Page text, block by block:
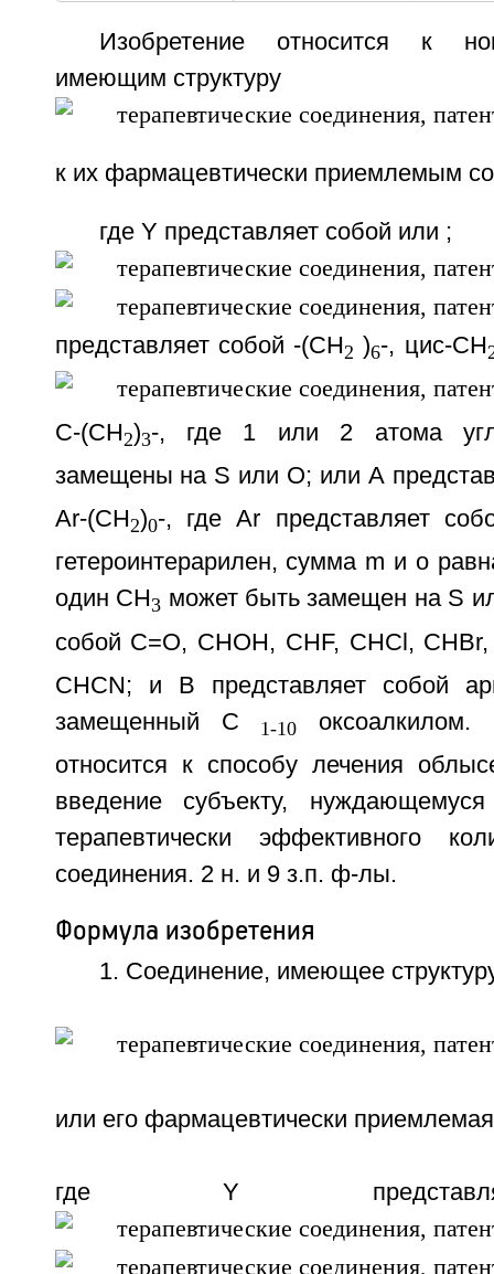
Изобретение относится к
имеющим структуру
к их фармацевтически приемлемым
где Y представляет собой или ;
представляет собой -(CH2 )6-, цис-СН
С-(СН2)3-, где 1 или 2 атома
замещены на S или О; или А
Ar-(CH2)0-, где Ar представляет
гетероинтерарилен, сумма m и о
один СН 3 может быть замещен на S
собой С=O, СНОН, CHF, CHCl, CHBr,
CHCN; и В представляет собой
замещенный С 1-10оксоалкилом.
относится к способу лечения
введение субъекту,
терапевтически эффективного
соединения. 2 н. и 9 з.п. ф-лы.
Формула изобретения
1. Соединение, имеющее
или его фармацевтически
где Y